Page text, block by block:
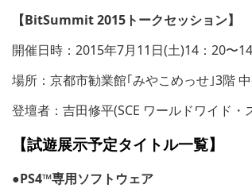
【BitSummit 2015トークセッション】
開催日時：2015年7月11日(土)14：20〜
場所：京都市勧業館｢みやこめっせ｣3階
登壇者：吉田修平(SCE ワールドワイド
【試遊展示予定タイトル一覧】
●PS4™専用ソフトウェア